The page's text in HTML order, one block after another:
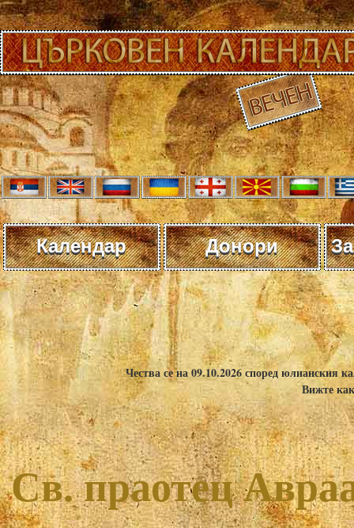
Календар Донори
Чества се на 09.10.2026 според юлианския
Вижте
Св. праотец